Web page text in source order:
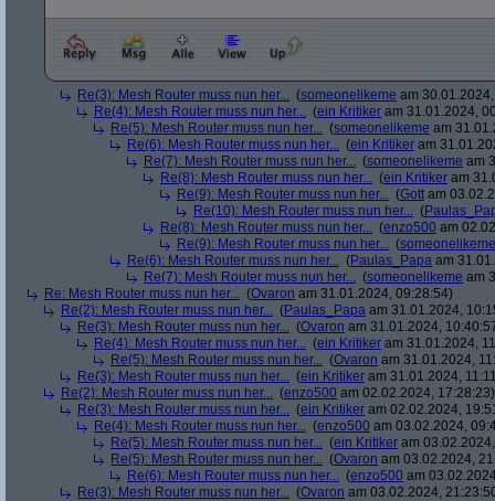
Re(3): Mesh Router muss nun her... (someonelikeme am
Re(4): Mesh Router muss nun her... (ein Kritiker am 31.01.2024,
Re(5): Mesh Router muss nun her... (someonelikeme am
Re(6): Mesh Router muss nun her... (ein Kritiker am
Re(7): Mesh Router muss nun her... (someonelikeme am
Re(8): Mesh Router muss nun her... (ein Kritiker am
Re(9): Mesh Router muss nun her... (Gott am
Re(10): Mesh Router muss nun her... (
Re(8): Mesh Router muss nun her... (enzo500 am
Re(9): Mesh Router muss nun her... (someonelikeme
Re(6): Mesh Router muss nun her... (Paulas_Papa am
Re(7): Mesh Router muss nun her... (someonelikeme am
Re: Mesh Router muss nun her... (Ovaron am 31.01.2024, 09:28:54)
Re(2): Mesh Router muss nun her... (Paulas_Papa am 31.01.2024,
Re(3): Mesh Router muss nun her... (Ovaron am 31.01.2024,
Re(4): Mesh Router muss nun her... (ein Kritiker am 31.01.2024,
Re(5): Mesh Router muss nun her... (Ovaron am 31.01.2024,
Re(3): Mesh Router muss nun her... (ein Kritiker am 31.01.2024,
Re(2): Mesh Router muss nun her... (enzo500 am 02.02.2024, 17:28:23)
Re(3): Mesh Router muss nun her... (ein Kritiker am 02.02.2024,
Re(4): Mesh Router muss nun her... (enzo500 am 03.02.2024,
Re(5): Mesh Router muss nun her... (ein Kritiker am
Re(5): Mesh Router muss nun her... (Ovaron am 03.02.2024,
Re(6): Mesh Router muss nun her... (enzo500 am
Re(3): Mesh Router muss nun her... (Ovaron am 03.02.2024,